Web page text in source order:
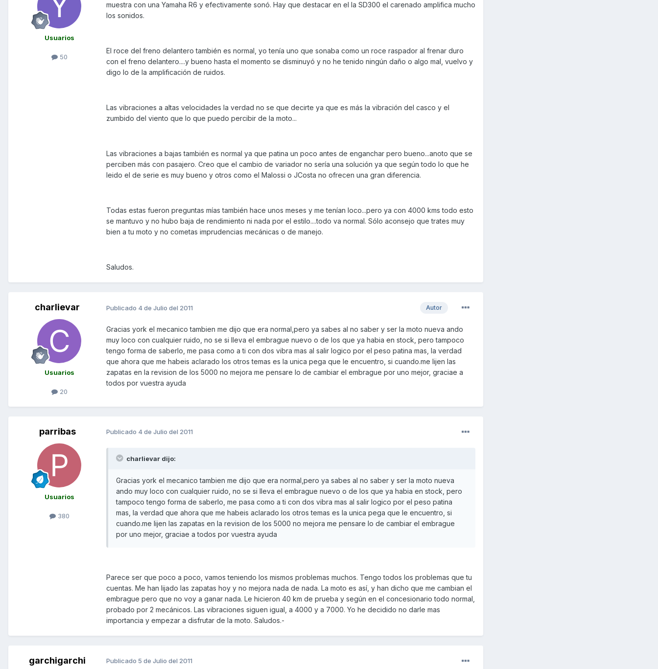
Usuarios
50
muestra con una Yamaha R6 y efectivamente sonó. Hay que destacar en el la SD300 el carenado amplifica mucho
los sonidos.
El roce del freno delantero también es normal, yo tenía uno que sonaba como un roce raspador al frenar duro
con el freno delantero....y bueno hasta el momento se disminuyó y no he tenido ningún daño o algo mal, vuelvo y
digo lo de la amplificación de ruidos.
Las vibraciones a altas velocidades la verdad no se que decirte ya que es más la vibración del casco y el
zumbido del viento que lo que puedo percibir de la moto...
Las vibraciones a bajas también es normal ya que patina un poco antes de enganchar pero bueno...anoto que se
perciben más con pasajero. Creo que el cambio de variador no sería una solución ya que según todo lo que he
leido el de serie es muy bueno y otros como el Malossi o JCosta no ofrecen una gran diferencia.
Todas estas fueron preguntas mías también hace unos meses y me tenían loco...pero ya con 4000 kms todo esto
se mantuvo y no hubo baja de rendimiento ni nada por el estilo....todo va normal. Sólo aconsejo que trates muy
bien a tu moto y no cometas imprudencias mecánicas o de manejo.
Saludos.
charlievar
Usuarios
20
Autor
Publicado 4 de Julio del 2011
Gracias york el mecanico tambien me dijo que era normal,pero ya sabes al no saber y ser la moto nueva ando
muy loco con cualquier ruido, no se si lleva el embrague nuevo o de los que ya habia en stock, pero tampoco
tengo forma de saberlo, me pasa como a ti con dos vibra mas al salir logico por el peso patina mas, la verdad
que ahora que me habeis aclarado los otros temas es la unica pega que le encuentro, si cuando.me lijen las
zapatas en la revision de los 5000 no mejora me pensare lo de cambiar el embrague por uno mejor, graciae a
todos por vuestra ayuda
parribas
Usuarios
380
Publicado 4 de Julio del 2011
charlievar dijo:
Gracias york el mecanico tambien me dijo que era normal,pero ya sabes al no saber y ser la moto nueva
ando muy loco con cualquier ruido, no se si lleva el embrague nuevo o de los que ya habia en stock, pero
tampoco tengo forma de saberlo, me pasa como a ti con dos vibra mas al salir logico por el peso patina
mas, la verdad que ahora que me habeis aclarado los otros temas es la unica pega que le encuentro, si
cuando.me lijen las zapatas en la revision de los 5000 no mejora me pensare lo de cambiar el embrague
por uno mejor, graciae a todos por vuestra ayuda
Parece ser que poco a poco, vamos teniendo los mismos problemas muchos. Tengo todos los problemas que tu
cuentas. Me han lijado las zapatas hoy y no mejora nada de nada. La moto es así, y han dicho que me cambian el
embrague pero que no voy a ganar nada. Le hicieron 40 km de prueba y según en el concesionario todo normal,
probado por 2 mecánicos. Las vibraciones siguen igual, a 4000 y a 7000. Yo he decidido no darle mas
importancia y empezar a disfrutar de la moto. Saludos.-
garchigarchi Publicado 5 de Julio del 2011